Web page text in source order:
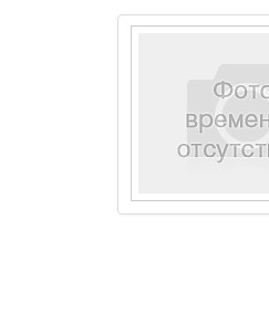
Услуги и работы